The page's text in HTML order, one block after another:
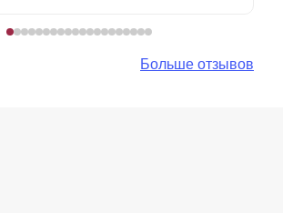
Больше отзывов